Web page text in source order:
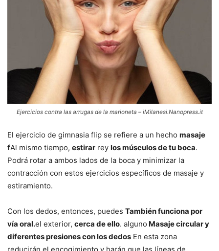
Ejercicios contra las arrugas de la marioneta – iMilanesi.Nanopress.it
El ejercicio de gimnasia flip se refiere a un hecho masaje
fAl mismo tiempo, estirar rey los músculos de tu boca.
Podrá rotar a ambos lados de la boca y minimizar la
contracción con estos ejercicios específicos de masaje y
estiramiento.
Con los dedos, entonces, puedes También funciona por
vía oral.el exterior, cerca de ello. alguno Masaje circular y
diferentes presiones con los dedos En esta zona